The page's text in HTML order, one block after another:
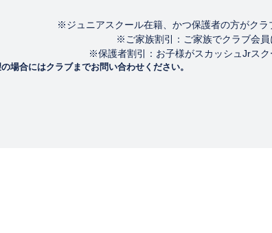
※ジュニアスクール在籍、かつ保護者の方がク
※ご家族割引：ご家族でクラブ会
※保護者割引：お子様がスカッシュJrス
場合にはクラブまでお問い合わせください。